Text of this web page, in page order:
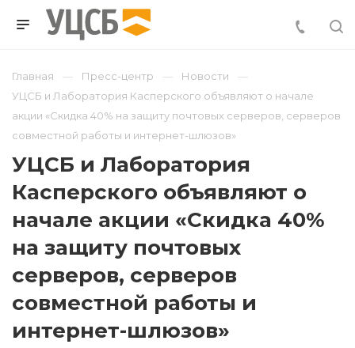
Главная Пресс-центр
Новости
УЦСБ и Лаборатория Касперского объявляют о начале
акции «Скидка 40% на защиту почтовых серверов, серверов
совместной работы и интернет-шлюзов»
УЦСБ и Лаборатория
Касперского объявляют о
начале акции «Скидка 40%
на защиту почтовых
серверов, серверов
совместной работы и
интернет-шлюзов»